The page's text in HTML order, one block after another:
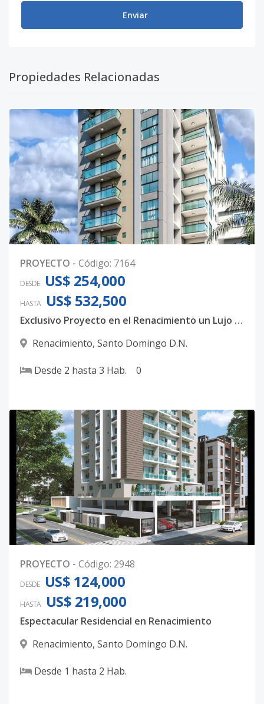
Enviar
Propiedades Relacionadas
0
PROYECTO - Código: 7164
DESDE US$ 254,000
HASTA US$ 532,500
Exclusivo Proyecto en el Renacimiento un Lujo familiar
Renacimiento, Santo Domingo D.N.
Desde 2 hasta 3 Hab. 0
PROYECTO - Código: 2948
DESDE US$ 124,000
HASTA US$ 219,000
Espectacular Residencial en Renacimiento
Renacimiento, Santo Domingo D.N.
Desde 1 hasta 2 Hab.